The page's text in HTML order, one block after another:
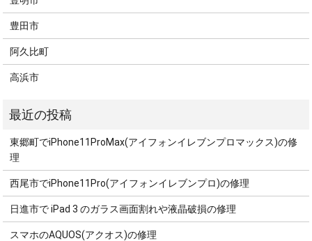
豊田市
阿久比町
高浜市
東郷町でiPhone11ProMax(アイフォンイレブンプロマックス)の修
理
西尾市でiPhone11Pro(アイフォンイレブンプロ)の修理
日進市で iPad 3 のガラス画面割れや液晶破損の修理
スマホのAQUOS(アクオス)の修理